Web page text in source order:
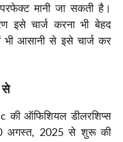
मानी जा सकती है।
इसे चार्ज करना भी बेहद
आसानी से इसे चार्ज कर
से
की ऑफिशियल डीलरशिप्स
अगस्त, 2025 से शुरू की